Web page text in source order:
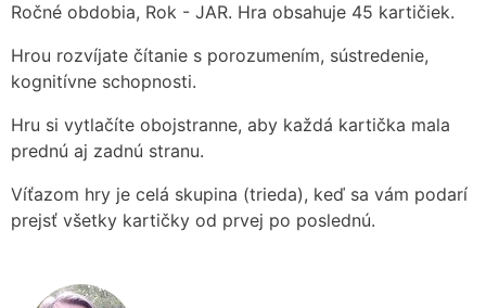
Ročné obdobia, Rok - JAR. Hra obsahuje 45 kartičiek.
Hrou rozvíjate čítanie s porozumením, sústredenie,
kognitívne schopnosti.
Hru si vytlačíte obojstranne, aby každá kartička mala
prednú aj zadnú stranu.
Víťazom hry je celá skupina (trieda), keď sa vám podarí
prejsť všetky kartičky od prvej po poslednú.